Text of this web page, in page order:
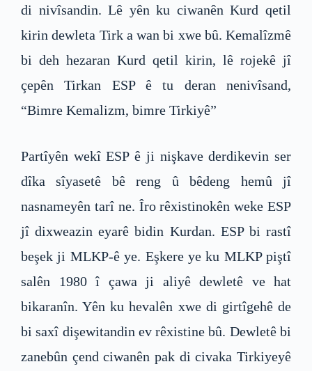
di nivîsandin. Lê yên ku ciwanên Kurd qetil
kirin dewleta Tirk a wan bi xwe bû. Kemalîzmê
bi deh hezaran Kurd qetil kirin, lê rojekê jî
çepên Tirkan ESP ê tu deran nenivîsand,
“Bimre Kemalizm, bimre Tirkiyê”
Partîyên wekî ESP ê ji nişkave derdikevin ser
dîka sîyasetê bê reng û bêdeng hemû jî
nasnameyên tarî ne. Îro rêxistinokên weke ESP
jî dixweazin eyarê bidin Kurdan. ESP bi rastî
beşek ji MLKP-ê ye. Eşkere ye ku MLKP piştî
salên 1980 î çawa ji aliyê dewletê ve hat
bikaranîn. Yên ku hevalên xwe di girtîgehê de
bi saxî dişewitandin ev rêxistine bû. Dewletê bi
zanebûn çend ciwanên pak di civaka Tirkiyeyê